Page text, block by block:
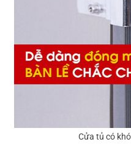
Cửa tủ có